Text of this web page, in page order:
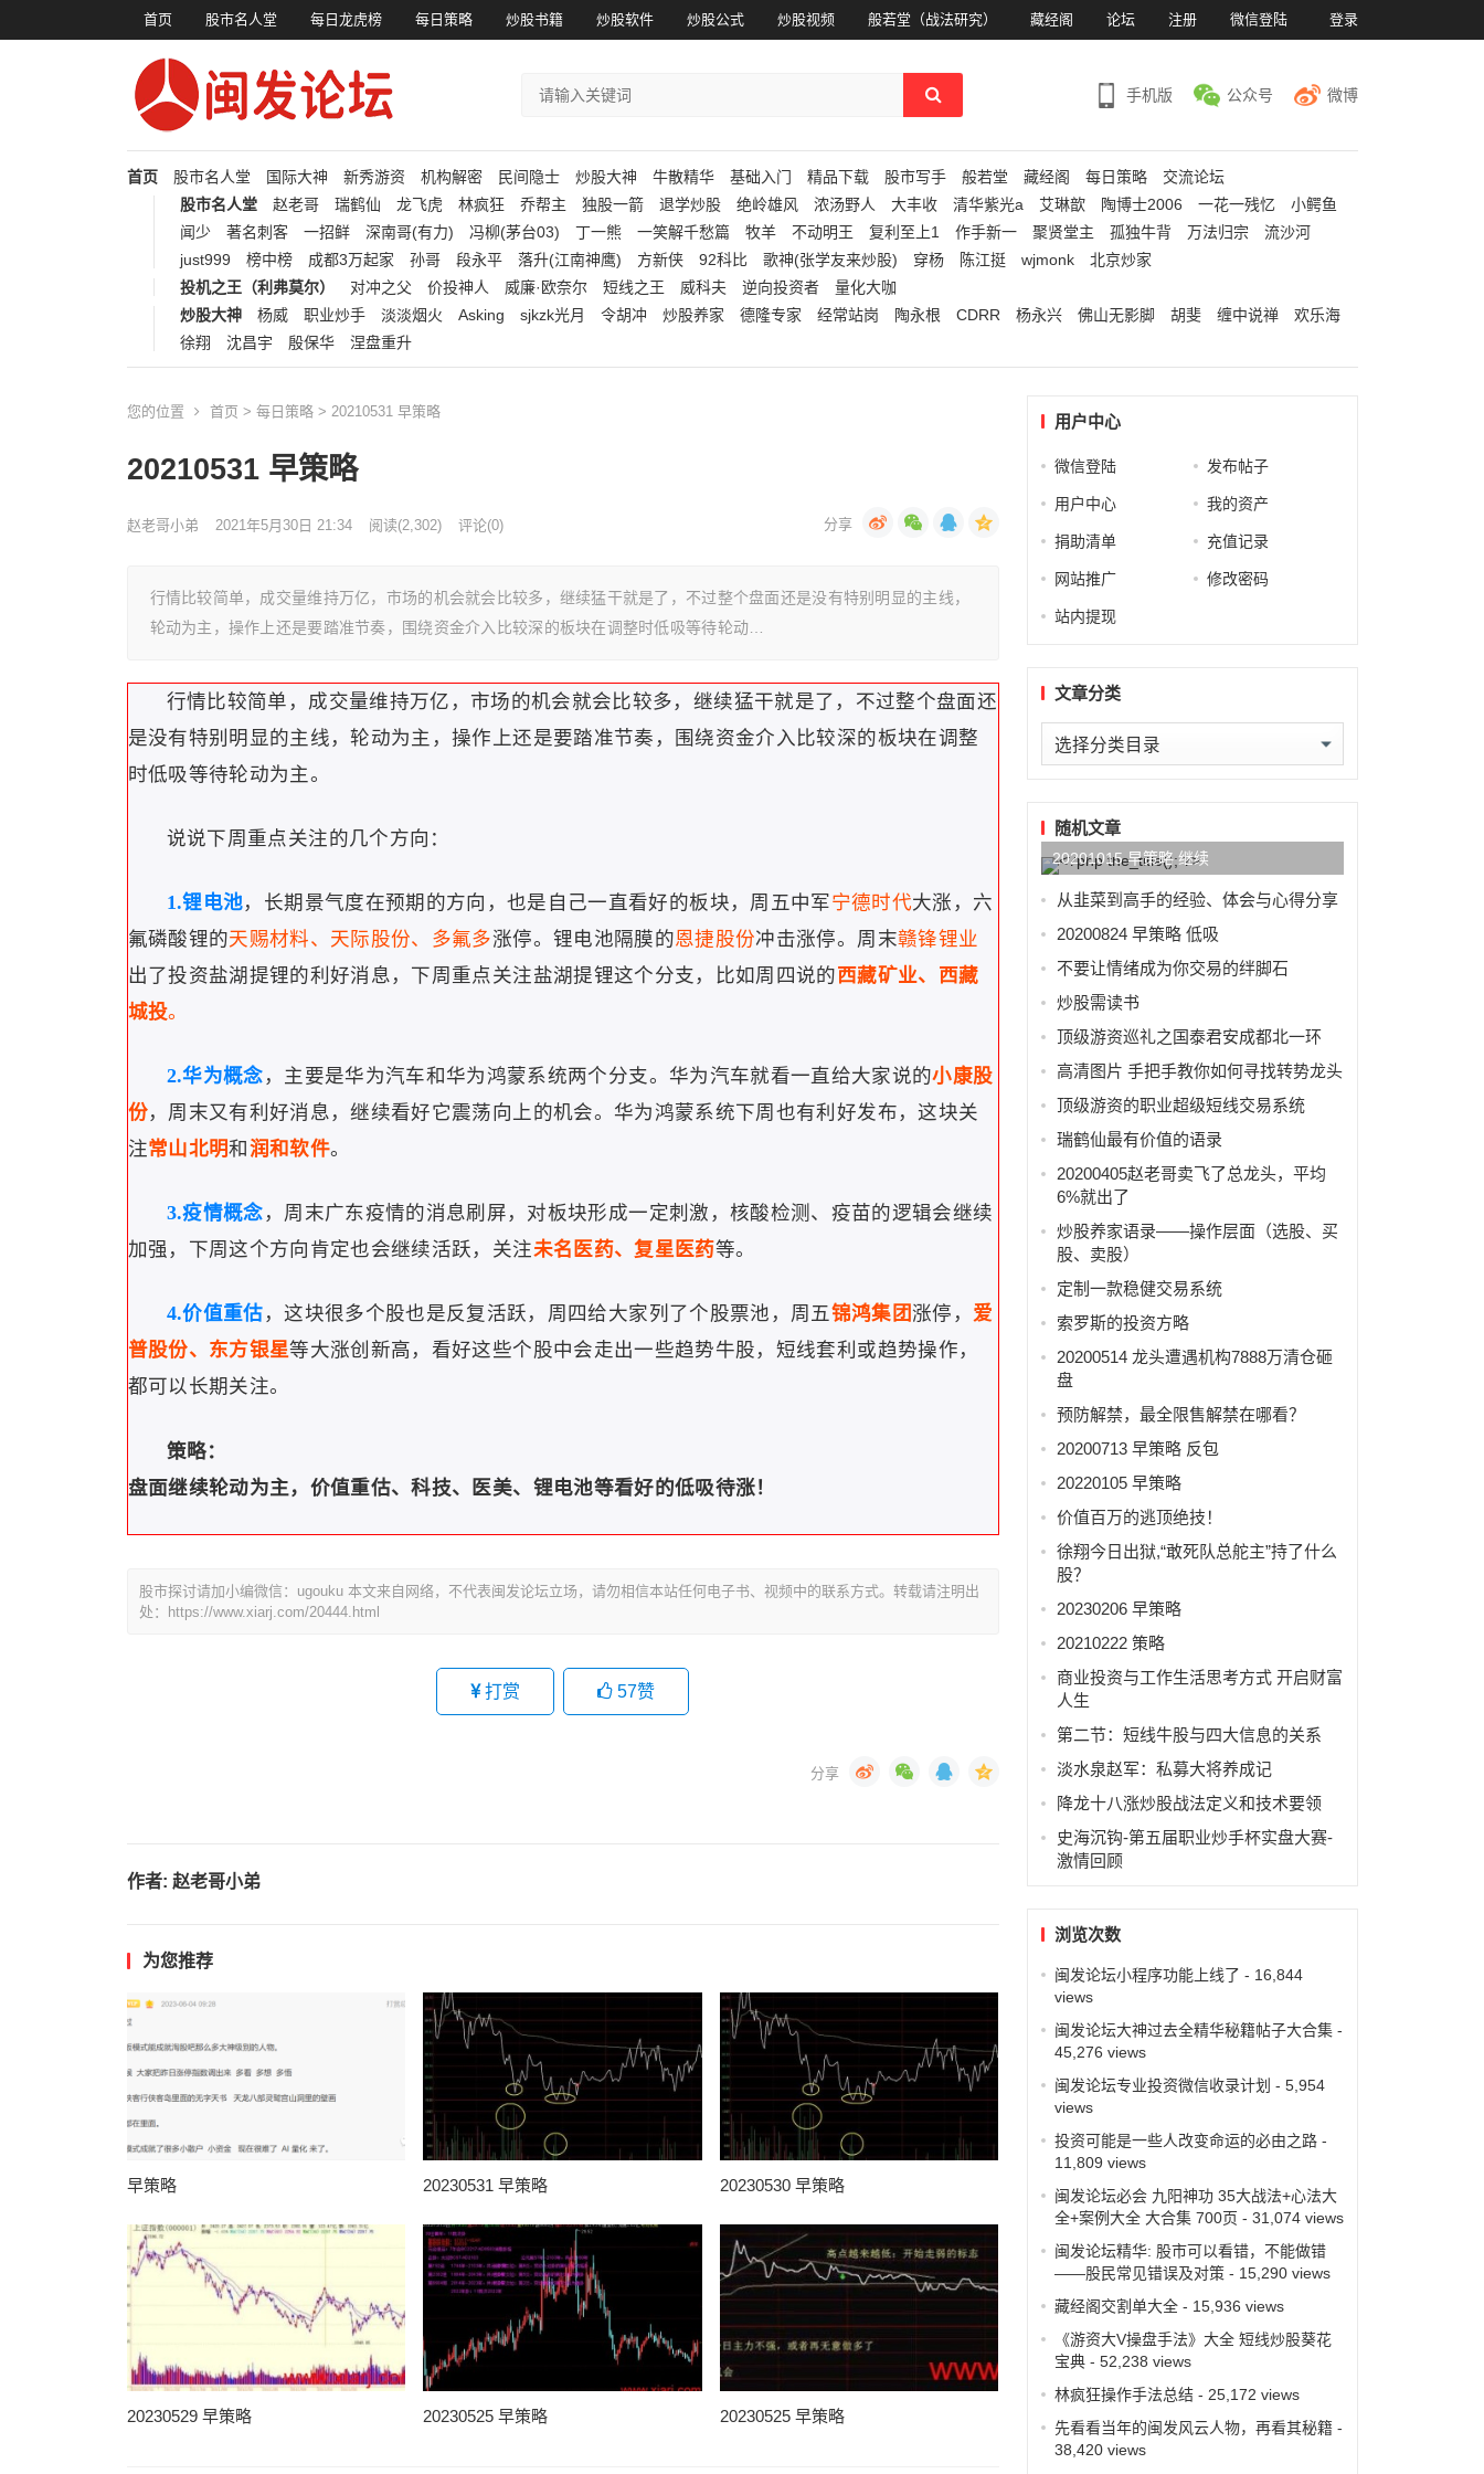
首页 股市名人堂 每日龙虎榜 每日策略 炒股书籍 炒股软件 炒股公式 炒股视频 般若堂（战法研究） 藏经阁 论坛 注册 微信登陆 登录
手机版 公众号 微博
首页 股市名人堂 国际大神 新秀游资 机构解密 民间隐士 炒股大神 牛散精华 基础入门 精品下载 股市写手 般若堂 藏经阁 每日策略
交流论坛
股市名人堂
赵老哥 瑞鹤仙 龙飞虎 林疯狂 乔帮主 独股一箭 退学炒股 绝岭雄风 浓汤野人 大丰收 清华紫光a 艾琳歆 陶博士2006 一花一残忆
小鳄鱼
闻少
著名刺客 一招鲜 深南哥(有力) 冯柳(茅台03) 丁一熊 一笑解千愁篇 牧羊 不动明王 复利至上1 作手新一 聚贤堂主 孤独牛背 万法归宗
流沙河
just999
榜中榜 成都3万起家 孙哥 段永平 落升(江南神鹰) 方新侠 92科比 歌神(张学友来炒股) 穿杨 陈江挺 wjmonk
北京炒家
投机之王（利弗莫尔）
对冲之父 价投神人 威廉·欧奈尔 短线之王 威科夫 逆向投资者
量化大咖
炒股大神
杨威 职业炒手 淡淡烟火 Asking sjkzk光月 令胡冲 炒股养家 德隆专家 经常站岗 陶永根 CDRR 杨永兴 佛山无影脚 胡斐 缠中说禅
欢乐海
徐翔
沈昌宇 殷保华 涅盘重升
您的位置 首页 > 每日策略 > 20210531 早策略
20210531 早策略
赵老哥小弟 2021年5月30日 21:34 阅读(2,302) 评论(0)
行情比较简单，成交量维持万亿，市场的机会就会比较多，继续猛干就是了，不过整个盘面还是没有特别明显的主线，
轮动为主，操作上还是要踏准节奏，围绕资金介入比较深的板块在调整时低吸等待轮动…
行情比较简单，成交量维持万亿，市场的机会就会比较多，继续猛干就是了，不过整个盘面还
是没有特别明显的主线，轮动为主，操作上还是要踏准节奏，围绕资金介入比较深的板块在调整
时低吸等待轮动为主。
说说下周重点关注的几个方向：
1.锂电池，长期景气度在预期的方向，也是自己一直看好的板块，周五中军宁德时代大涨，六
氟磷酸锂的天赐材料、天际股份、多氟多涨停。锂电池隔膜的恩捷股份冲击涨停。周末赣锋锂业
出了投资盐湖提锂的利好消息，下周重点关注盐湖提锂这个分支，比如周四说的西藏矿业、西藏
城投。
2.华为概念 ，主要是华为汽车和华为鸿蒙系统两个分支。华为汽车就看一直给大家说的小康股
份，周末又有利好消息，继续看好它震荡向上的机会。华为鸿蒙系统下周也有利好发布，这块关
注常山北明和 润和软件。
3.疫情概念 ，周末广东疫情的消息刷屏，对板块形成一定刺激，核酸检测、疫苗的逻辑会继续
加强，下周这个方向肯定也会继续活跃，关注未名医药、复星医药等。
4.价值重估 ，这块很多个股也是反复活跃，周四给大家列了个股票池，周五锦鸿集团涨停， 爱
普股份、东方银星等大涨创新高，看好这些个股中会走出一些趋势牛股，短线套利或趋势操作，
都可以长期关注。
策略：
盘面继续轮动为主，价值重估、科技、医美、锂电池等看好的低吸待涨！
股市探讨请加小编微信：ugouku 本文来自网络，不代表闽发论坛立场，请勿相信本站任何电子书、视频中的联系方式。转载请注明出
处：https://www.xiarj.com/20444.html
打赏 57赞
作者: 赵老哥小弟
为您推荐
早策略 20230531 早策略 20230530 早策略
20230529 早策略 20230525 早策略 20230525 早策略
用户中心
微信登陆 发布帖子
用户中心 我的资产
捐助清单 充值记录
网站推广 修改密码
站内提现
文章分类
文
章
类随机文章
20201015 早策略 继续
从韭菜到高手的经验、体会与心得分享
20200824 早策略 低吸
不要让情绪成为你交易的绊脚石
炒股需读书
顶级游资巡礼之国泰君安成都北一环
高清图片 手把手教你如何寻找转势龙头
顶级游资的职业超级短线交易系统
瑞鹤仙最有价值的语录
20200405赵老哥卖飞了总龙头，平均
6%就出了
炒股养家语录——操作层面（选股、买
股、卖股）
定制一款稳健交易系统
索罗斯的投资方略
20200514 龙头遭遇机构7888万清仓砸
盘
预防解禁，最全限售解禁在哪看？
20200713 早策略 反包
20220105 早策略
价值百万的逃顶绝技！
徐翔今日出狱,“敢死队总舵主”持了什么
股？
20230206 早策略
20210222 策略
商业投资与工作生活思考方式 开启财富
人生
第二节：短线牛股与四大信息的关系
淡水泉赵军：私募大将养成记
降龙十八涨炒股战法定义和技术要领
史海沉钩-第五届职业炒手杯实盘大赛-
激情回顾
浏览次数
闽发论坛小程序功能上线了 - 16,844
views
闽发论坛大神过去全精华秘籍帖子大合集-
45,276 views
闽发论坛专业投资微信收录计划 - 5,954
views
投资可能是一些人改变命运的必由之路-
11,809 views
闽发论坛必会 九阳神功 35大战法+心法大
全+案例大全 大合集 700页 - 31,074 views
闽发论坛精华: 股市可以看错，不能做错
——股民常见错误及对策- 15,290 views
藏经阁交割单大全- 15,936 views
《游资大V操盘手法》大全 短线炒股葵花
宝典- 52,238 views
林疯狂操作手法总结- 25,172 views
先看看当年的闽发风云人物，再看其秘籍-
38,420 views